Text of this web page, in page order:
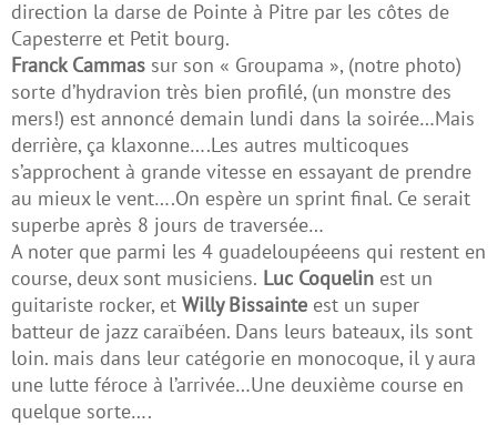
direction la darse de Pointe à Pitre par les côtes de
Capesterre et Petit bourg.
Franck Cammas sur son « Groupama », (notre photo)
sorte d’hydravion très bien profilé, (un monstre des
mers!) est annoncé demain lundi dans la soirée…Mais
derrière, ça klaxonne….Les autres multicoques
s’approchent à grande vitesse en essayant de prendre
au mieux le vent….On espère un sprint final. Ce serait
superbe après 8 jours de traversée…
A noter que parmi les 4 guadeloupéeens qui restent en
course, deux sont musiciens. Luc Coquelin est un
guitariste rocker, et Willy Bissainte est un super
batteur de jazzcaraïbéen. Dans leurs bateaux, ils sont
loin. mais dans leur catégorie en monocoque, il y aura
une lutte féroce à l’arrivée…Une deuxième course en
quelque sorte….